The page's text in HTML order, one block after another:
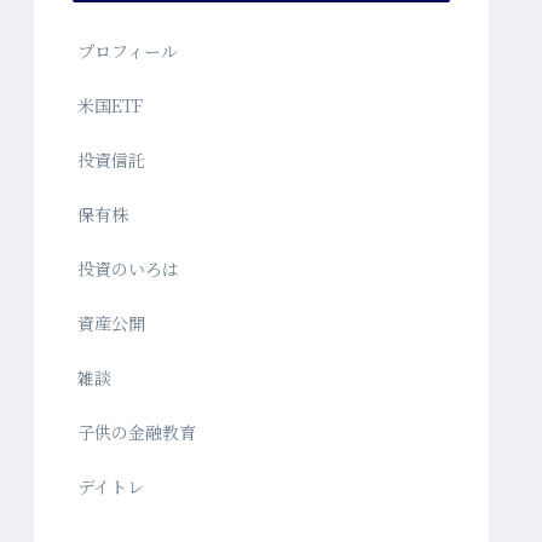
プロフィール
米国ETF
投資信託
保有株
投資のいろは
資産公開
雑談
子供の金融教育
デイトレ